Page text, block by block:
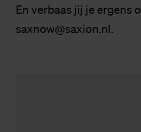
En verbaas jij je ergens
saxnow@saxion.nl.